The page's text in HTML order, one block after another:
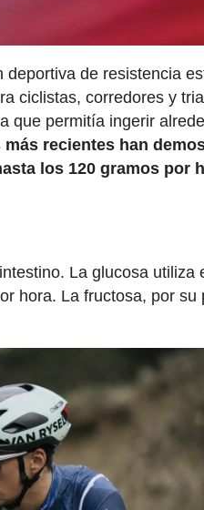
deportiva de resistencia
ciclistas, corredores y
que permitía ingerir
recientes han
los 120 gramos por
La glucosa utiliza
hora. La fructosa, por su